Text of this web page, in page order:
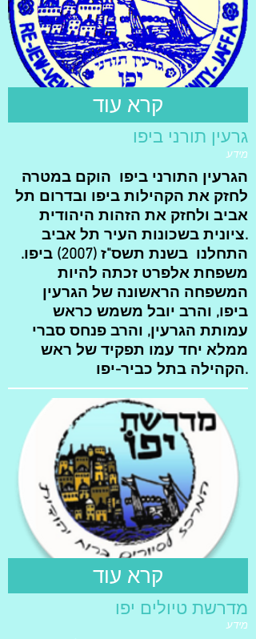
קרא עוד
גרעין תורני ביפו
מידע
הגרעין התורני ביפו הוקם במטרה
לחזק את הקהילות ביפו ובדרום תל
אביב ולחזק את הזהות היהודית
ציונית בשכונות העיר תל אביב.
התחלנו בשנת תשס"ז (2007) ביפו.
משפחת אלפרט זכתה להיות
המשפחה הראשונה של הגרעין
ביפו, והרב יובל משמש כראש
עמותת הגרעין, והרב פנחס סברי
ממלא יחד עמו תפקיד של ראש
הקהילה בתל כביר-יפו.
קרא עוד
מדרשת טיולים יפו
מידע